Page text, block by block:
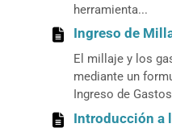
herramienta...
Ingreso de
El millaje y los
mediante un
Ingreso de
Introducción a